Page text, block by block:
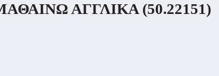
ΑΓΓΛΙΚΆ (50.22151)